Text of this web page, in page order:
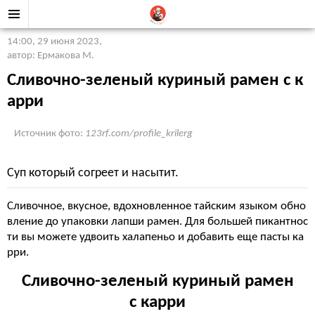
14:00, 29 июня 2023,
автор: Ермакова М.
Сливочно-зеленый куриный рамен с к
арри
Источник фото: 123rf.com/profile_krilerg
Суп который согреет и насытит.
Сливочное, вкусное, вдохновленное тайским языком обно
вление до упаковки лапши рамен. Для большей пикантнос
ти вы можете удвоить халапеньо и добавить еще пасты ка
рри.
Сливочно-зеленый куриный рамен
с карри